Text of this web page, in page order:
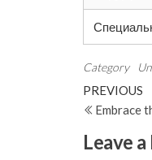
Category
Post
Previous
Post
PREVIOUS
Embrace
Leave